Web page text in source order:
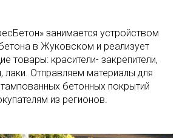
занимается устройством
в Жуковском и реализует
товары: красители- закрепители,
лаки. Отправляем материалы для
бетонных покрытий
из регионов.